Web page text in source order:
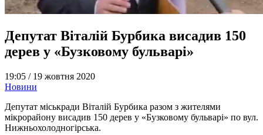
Депутат Віталій Бурбика висадив 150
дерев у «Бузковому бульварі»
19:05 / 19 жовтня 2020
Новини
Депутат міськради Віталій Бурбика разом з жителями
мікрорайону висадив 150 дерев у «Бузковому бульварі» по вул.
Нижньохолодногірська.